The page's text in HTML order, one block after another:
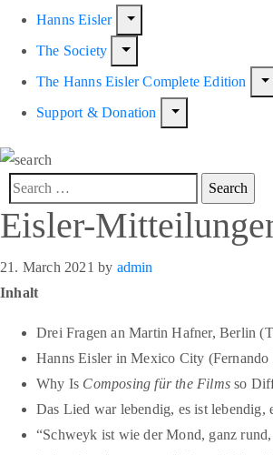
Hanns Eisler
The Society
The Hanns Eisler Complete Edition
Support & Donation
Eisler-
21. March 2021 by admin
Inhalt
Drei Fragen an Martin Hafner, Berlin
Hanns Eisler in Mexico City (Fernando
Why Is Composing für the Filmsso
Das Lied war lebendig, es ist
“Schweyk ist wie der Mond, ganz